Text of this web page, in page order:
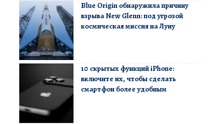
Blue Origin обнаружила причину
взрыва New Glenn: под угрозой
космическая миссия на Луну
10 скрытых функций iPhone:
включите их, чтобы сделать
смартфон более удобным